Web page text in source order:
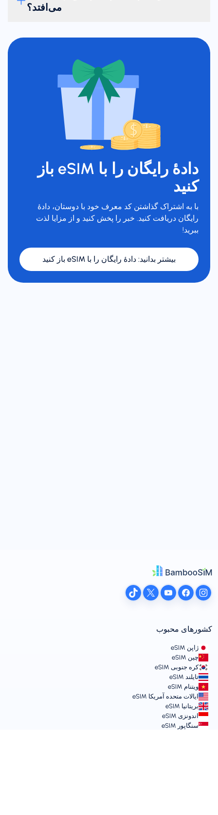
می‌افتد؟
دادهٔ رایگان را با eSIM باز
کنید
با به اشتراک گذاشتن کد معرف خود با دوستان، دادهٔ
رایگان دریافت کنید. خبر را پخش کنید و از مزایا لذت
ببرید!
بیشتر بدانید: دادهٔ رایگان را با eSIM باز کنید
کشورهای محبوب
ژاپن eSIM
چین eSIM
کره جنوبی eSIM
تایلند eSIM
ویتنام eSIM
ایالات متحده آمریکا eSIM
بریتانیا eSIM
اندونزی eSIM
سنگاپور eSIM